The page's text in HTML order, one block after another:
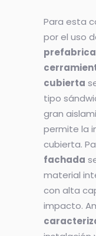
Para esta
por el uso
cubierta
tipo
gran
permite la
cubierta.
fachada
material
con alta
impacto.